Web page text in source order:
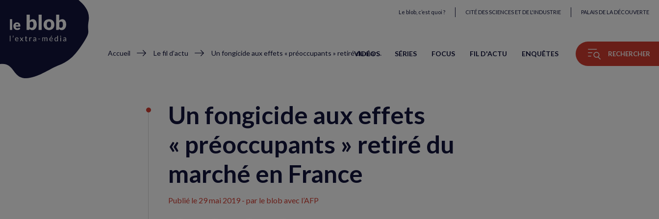
Le blob, c’est quoi ? CITÉ DES SCIENCES ET DE L'INDUSTRIE PALAIS DE LA DÉCOUVERTE
VIDÉOS SÉRIES FOCUS FIL D'ACTU ENQUÊTES RECHERCHER
Fil
Accueil Le fil d’actu Un fongicide aux effets « préoccupants » retiré du marché en France
Un fongicide aux effets
« préoccupants » retiré du
marché en France
Publié le 29 mai 2019 - par le blob avec l’AFP